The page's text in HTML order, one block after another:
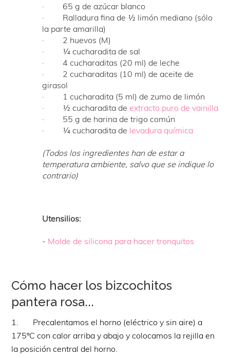
· 65 g de azúcar blanco
· Ralladura fina de ½ limón mediano (sólo
la parte amarilla)
· 2 huevos (M)
· ¼ cucharadita de sal
· 4 cucharaditas (20 ml) de leche
· 2 cucharaditas (10 ml) de aceite de
girasol
· 1 cucharadita (5 ml) de zumo de limón
· ½ cucharadita deextracto puro de vainilla
· 55 g de harina de trigo común
· ¼ cucharadita de levadura química
(Todos los ingredientes han de estar a
temperatura ambiente, salvo que se indique lo
contrario)
Utensilios:
- Molde de silicona para hacer tronquitos
Cómo hacer los bizcochitos
pantera rosa...
1. Precalentamos el horno (eléctrico y sin aire) a
175ºC con calor arriba y abajo y colocamos la rejilla en
la posición central del horno.